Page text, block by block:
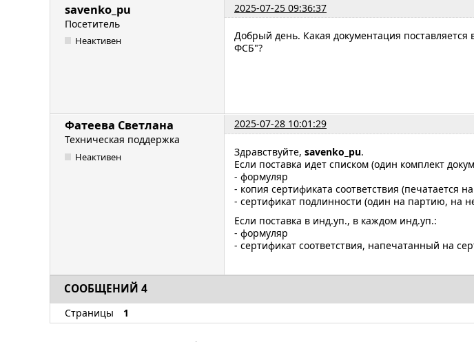
savenko_pu
2025-07-25 09:36:37
Посетитель
Неактивен
Добрый день. Какая документация
ФСБ"?
Фатеева Светлана
2025-07-28 10:01:29
Техническая поддержка
Неактивен Здравствуйте, savenko_pu.
Если поставка идет списком (один комплект
- формуляр
- копия сертификата соответствия (печатается
- сертификат подлинности (один на партию, на
Если поставка в инд.уп., в каждом инд.уп.:
- формуляр
- сертификат соответствия, напечатанный на
СООБЩЕНИЙ 4
Страницы 1